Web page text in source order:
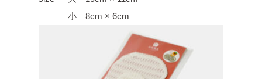
小 8cm × 6cm